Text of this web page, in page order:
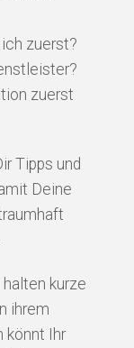
zuerst?
zuerst
Tipps und
Deine
kurze
ihrem
könnt Ihr